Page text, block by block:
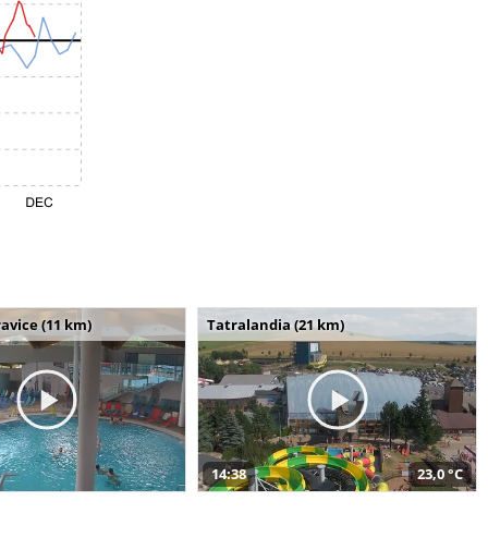
(11 km) Tatralandia (21 km)
14:38 23,0 °C